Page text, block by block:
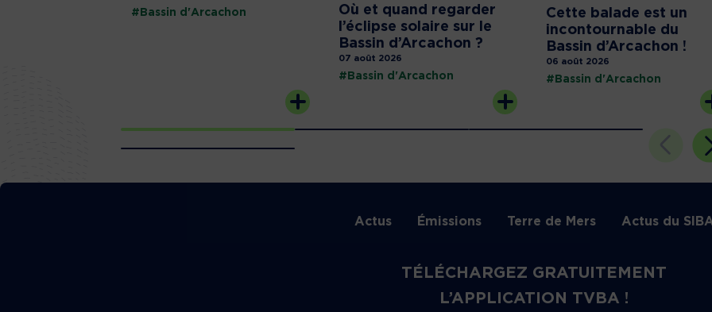
#Bassin d'Arcachon
Où et quand regarder
l’éclipse solaire sur le
Bassin d’Arcachon ?
07 août 2026
#Bassin d'Arcachon
Cette balade est un
incontournable du
Bassin d’Arcachon !
06 août 2026
#Bassin d'Arcachon
Actus Émissions Terre de Mers Actus du
TÉLÉCHARGEZ GRATUITEMENT
L’APPLICATION TVBA !